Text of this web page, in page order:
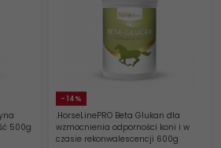
500g
- 14%
.HorseLinePRO Beta Glukan dla
wzmocnienia odporności koni i w
czasie rekonwalescencji 600g